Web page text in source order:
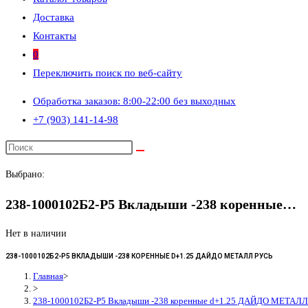
Доставка
Контакты
0
Переключить поиск по веб-сайту
Обработка заказов: 8:00-22:00 без выходных
+7 (903) 141-14-98
Выбрано:
238-1000102Б2-Р5 Вкладыши -238 коренные…
Нет в наличии
238-1000102Б2-Р5 ВКЛАДЫШИ -238 КОРЕННЫЕ D+1.25 ДАЙДО МЕТАЛЛ РУСЬ
Главная>
>
238-1000102Б2-Р5 Вкладыши -238 коренные d+1.25 ДАЙДО